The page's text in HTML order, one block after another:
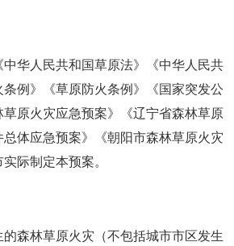
中华人民共和国草原法》《中华人民共
例》《草原防火条例》《国家突发公
原火灾应急预案》《辽宁省森林草原
体应急预案》《朝阳市森林草原火灾
际制定本预案。
森林草原火灾（不包括城市市区发生